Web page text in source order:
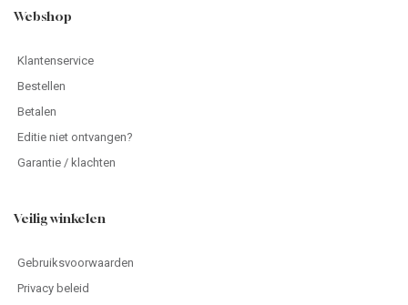
Webshop
Klantenservice
Bestellen
Betalen
Editie niet ontvangen?
Garantie / klachten
Veilig winkelen
Gebruiksvoorwaarden
Privacy beleid